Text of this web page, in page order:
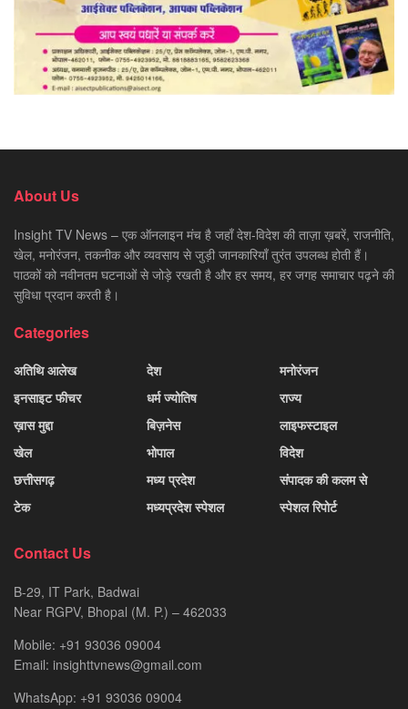
About Us
Insight TV News – एक ऑनलाइन मंच है जहाँ देश-विदेश की ताज़ा ख़बरें, राजनीति,
खेल, मनोरंजन, तकनीक और व्यवसाय से जुड़ी जानकारियाँ तुरंत उपलब्ध होती हैं।
पाठकों को नवीनतम घटनाओं से जोड़े रखती है और हर समय, हर जगह समाचार पढ़ने की
सुविधा प्रदान करती है।
Categories
अतिथि आलेख
इनसाइट फीचर
ख़ास मुद्दा
खेल
छत्तीसगढ़
टेक
देश
धर्म ज्योतिष
बिज़नेस
भोपाल
मध्य प्रदेश
मध्यप्रदेश स्पेशल
मनोरंजन
राज्य
लाइफस्टाइल
विदेश
संपादक की कलम से
स्पेशल रिपोर्ट
Contact Us
B-29, IT Park, Badwai
Near RGPV, Bhopal (M. P.) – 462033
Mobile: +91 93036 09004
Email: insighttvnews@gmail.com
WhatsApp: +91 93036 09004